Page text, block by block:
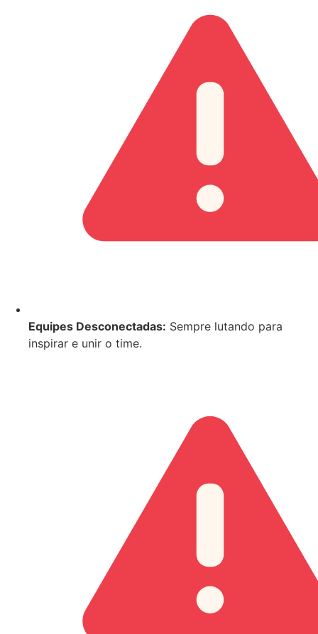
Equipes Desconectadas: Sempre lutando para
inspirar e unir o time.